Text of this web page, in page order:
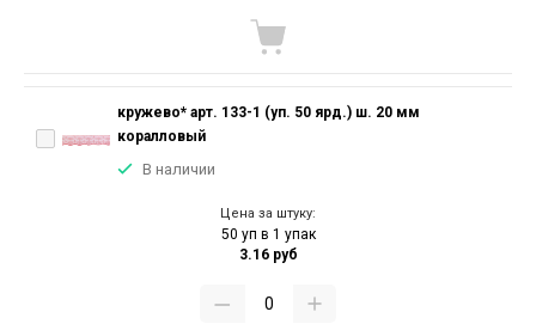
кружево* арт. 133-1 (уп. 50 ярд.) ш. 20 мм
коралловый
В наличии
Цена за штуку:
50 уп в 1 упак
3.16 руб